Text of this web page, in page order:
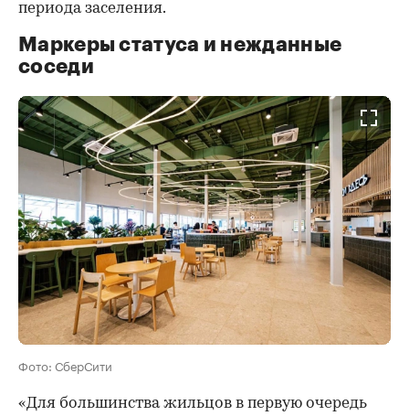
периода заселения.
Маркеры статуса и нежданные
соседи
Фото: СберСити
«Для большинства жильцов в первую очередь